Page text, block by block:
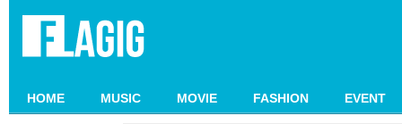
HOME MUSIC MOVIE FASHION EVENT